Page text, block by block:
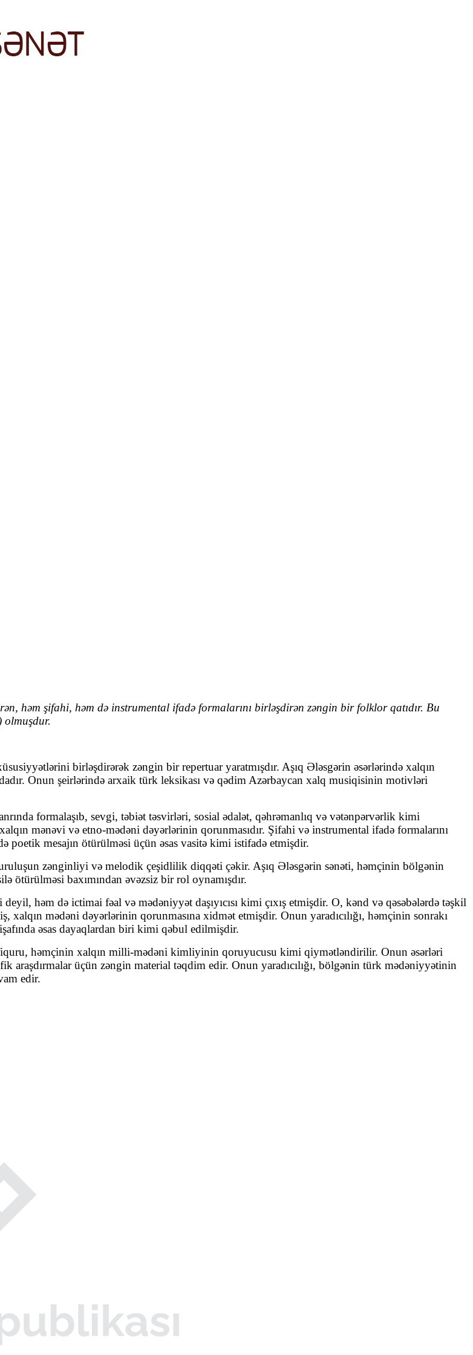
həm şifahi, həm də instrumental ifadə formalarını birləşdirən zəngin bir folklor qatıdır. Bu
olmuşdur.
birləşdirərək zəngin bir repertuar yaratmışdır. Aşıq Ələsgərin əsərlərində xalqın
Onun şeirlərində arxaik türk leksikası və qədim Azərbaycan xalq musiqisinin motivləri
formalaşıb, sevgi, təbiət təsvirləri, sosial ədalət, qəhrəmanlıq və vətənpərvərlik kimi
mənəvi və etno-mədəni dəyərlərinin qorunmasıdır. Şifahi və instrumental ifadə formalarını
poetik mesajın ötürülməsi üçün əsas vasitə kimi istifadə etmişdir.
zənginliyi və melodik çeşidlilik diqqəti çəkir. Aşıq Ələsgərin sənəti, həmçinin bölgənin
ötürülməsi baxımından əvəzsiz bir rol oynamışdır.
deyil, həm də ictimai fəal və mədəniyyət daşıyıcısı kimi çıxış etmişdir. O, kənd və qəsəbələrdə təşkil
mədəni dəyərlərinin qorunmasına xidmət etmişdir. Onun yaradıcılığı, həmçinin sonrakı
əsas dayaqlardan biri kimi qəbul edilmişdir.
həmçinin xalqın milli-mədəni kimliyinin qoruyucusu kimi qiymətləndirilir. Onun əsərləri
araşdırmalar üçün zəngin material təqdim edir. Onun yaradıcılığı, bölgənin türk mədəniyyətinin
edir.